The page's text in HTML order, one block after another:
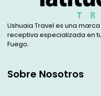
Ushuaia Travel es una
receptiva especializada en
Fuego.
Sobre Nosotros